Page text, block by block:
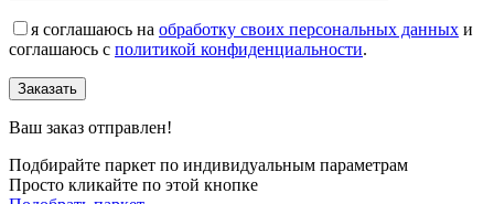
я соглашаюсь на обработку своих персональных данных и
соглашаюсь с политикой конфиденциальности.
Заказать
Ваш заказ отправлен!
Подбирайте паркет по индивидуальным параметрам
Просто кликайте по этой кнопке